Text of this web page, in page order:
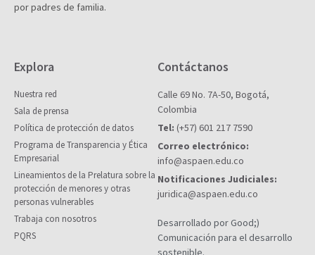
por padres de familia.
Explora
Nuestra red
Sala de prensa
Política de protección de datos
Programa de Transparencia y Ética
Empresarial
Lineamientos de la Prelatura sobre la
protección de menores y otras
personas vulnerables
Trabaja con nosotros
PQRS
Contáctanos
Calle 69 No. 7A-50, Bogotá,
Colombia
Tel: (+57) 601 217 7590
Correo electrónico:
info@aspaen.edu.co
Notificaciones Judiciales:
juridica@aspaen.edu.co
Desarrollado por Good;)
Comunicación para el desarrollo
sostenible.